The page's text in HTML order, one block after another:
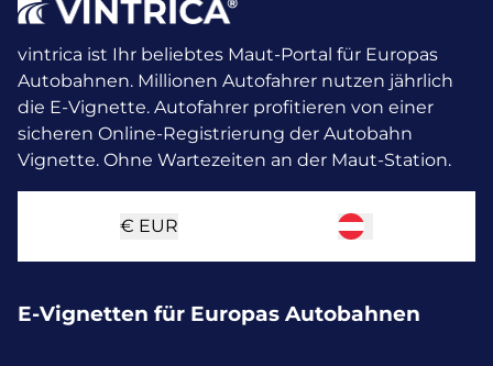
vintrica ist Ihr beliebtes Maut-Portal für Europas
Autobahnen. Millionen Autofahrer nutzen jährlich
die E-Vignette. Autofahrer profitieren von einer
sicheren Online-Registrierung der Autobahn
Vignette. Ohne Wartezeiten an der Maut-Station.
€ EUR
E-Vignetten für Europas Autobahnen